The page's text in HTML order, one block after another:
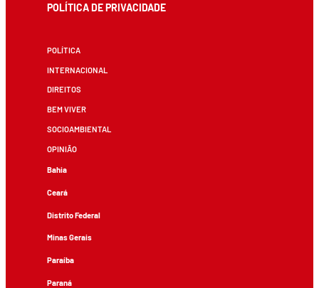
POLÍTICA DE PRIVACIDADE
POLÍTICA
INTERNACIONAL
DIREITOS
BEM VIVER
SOCIOAMBIENTAL
OPINIÃO
Bahia
Ceará
Distrito Federal
Minas Gerais
Paraíba
Paraná